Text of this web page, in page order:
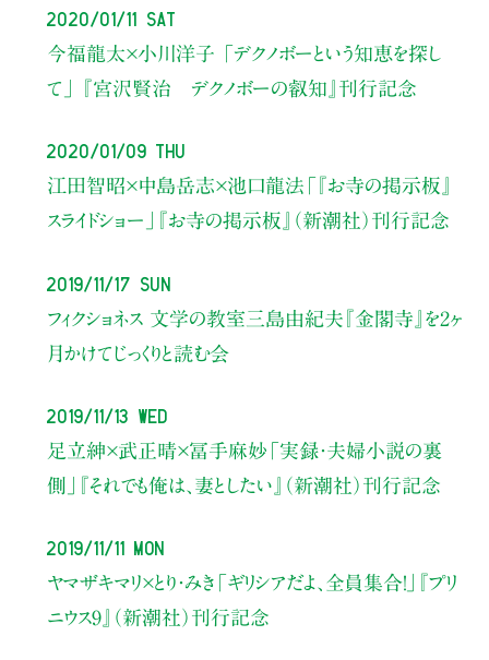
2020/01/11 Sat
今福龍太×小川洋子
「デクノボーという知恵を探し
て」
『宮沢賢治 デクノボーの叡知』刊行記念
2020/01/09 Thu
江田智昭×中島岳志×池口龍法 「『お寺の掲示板』
スライドショー」
『お寺の掲示板』（新潮社）刊行記念
2019/11/17 Sun
フィクショネス 文学の教室三島由紀夫『金閣寺』 を2ヶ
月かけてじっくりと読む会
2019/11/13 Wed
足立紳×武正晴×冨手麻妙 「実録・夫婦小説の裏
側」
『それでも俺は、妻としたい』（新潮社）刊行記念
2019/11/11 Mon
ヤマザキマリ×とり・みき 「ギリシアだよ、全員集合！」
『プリ
ニウス9』（新潮社）刊行記念